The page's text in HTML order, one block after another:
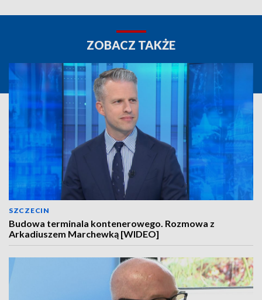
ZOBACZ TAKŻE
SZCZECIN
Budowa terminala kontenerowego. Rozmowa z
Arkadiuszem Marchewką [WIDEO]